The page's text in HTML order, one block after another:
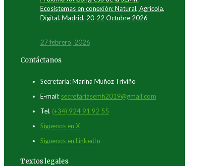
Ecosistemas en conexión: Natural, Agrícola,
Digital. Madrid, 20-22 Octubre 2026
27 febrero, 2026
Contáctanos
Secretaría: Marina Muñoz Triviño
E-mail: secretariasemh2019@gmail.com
Tel. (+34) 924 91 92 55
Síguenos en X
Síguenos en LinkedIn
Textos legales